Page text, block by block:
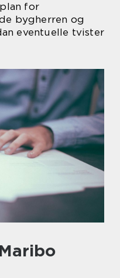
for
bygherren og
eventuelle tvister